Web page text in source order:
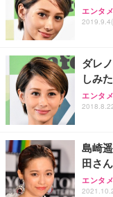
エンタメ
ダレ
しみ
エンタメ
島崎
田さ
エンタメ